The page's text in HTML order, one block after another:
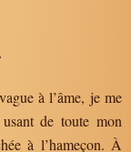
à l’âme, je me
de toute mon
à l’hameçon. À